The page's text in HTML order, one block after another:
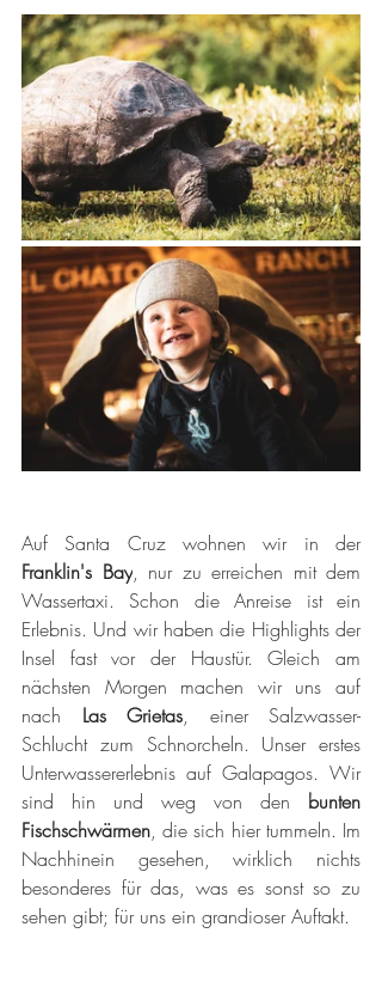
Auf Santa Cruz wohnen wir in der
Franklin's Bay, nur zu erreichen mit dem
Wassertaxi. Schon die Anreise ist ein
Erlebnis. Und wir haben die Highlights der
Insel fast vor der Haustür. Gleich am
nächsten Morgen machen wir uns auf
nach Las Grietas, einer Salzwasser-
Schlucht zum Schnorcheln. Unser erstes
Unterwassererlebnis auf Galapagos. Wir
sind hin und weg von den bunten
Fischschwärmen, die sich hier tummeln. Im
Nachhinein gesehen, wirklich nichts
besonderes für das, was es sonst so zu
sehen gibt; für uns ein grandioser Auftakt.